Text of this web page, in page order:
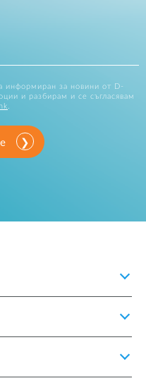
информиран за новини от D-
и разбирам и се съгласявам